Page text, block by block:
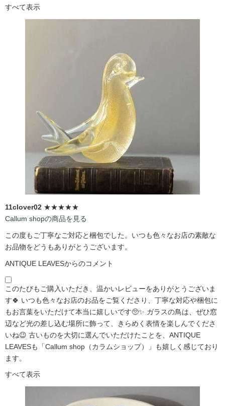
すべて表示
11clover02 ★★★★★
Callum shopの商品を見る
この度もご丁寧なご対応と梱包でした。いつも色々なお店の素敵な
お品物をどうもありがとうございます。
ANTIQUE LEAVESからのコメント
このたびもご購入いただき、温かいレビューをありがとうございま
す🍀 いつも色々なお店のお品をご覧くださり、丁寧な対応や梱包に
もお言葉をいただけて本当に嬉しいです🥺✨ ガラスの鳥は、ぜひ窓
辺など光の差し込む場所に飾って、きらめく表情を楽しんでくださ
いね😉 古いものを大切に選んでいただけたことを、ANTIQUE
LEAVESも「Callum shop（カラムショップ）」も嬉しく感じており
ます。
すべて表示